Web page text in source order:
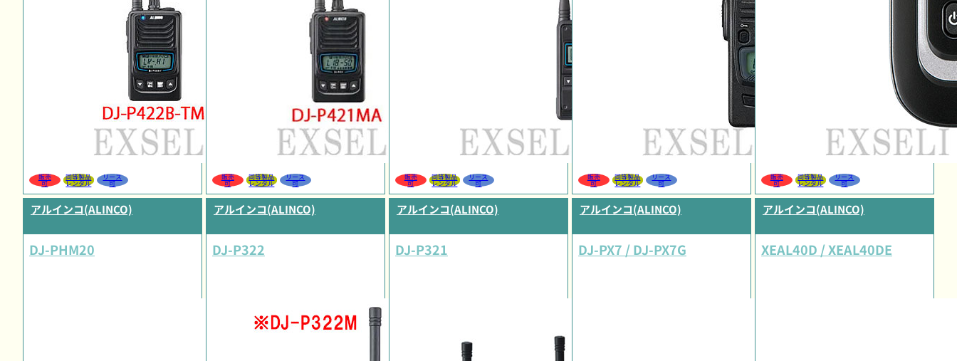
販売
可
同等製品
レンタル
リース
可
販売
可
同等製品
レンタル
リース
可
販売
可
同等製品
レンタル
リース
可
販売
可
同等製品
レンタル
リース
可
販売
可
同等製品
レンタル
リース
可
アルインコ(ALINCO)
DJ-PHM20
アルインコ(ALINCO)
DJ-P322
アルインコ(ALINCO)
DJ-P321
アルインコ(ALINCO)
DJ-PX7 / DJ-PX7G
アルインコ(ALINCO)
XEAL40D / XEAL40DE